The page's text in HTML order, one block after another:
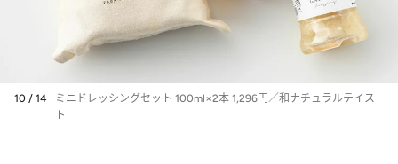
10 / 14
ミニドレッシングセット 100ml×2本 1,296円／和ナチュラルテイス
ト